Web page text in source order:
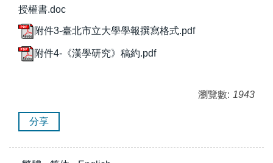
授權書.doc
附件3-臺北市立大學學報撰寫格式.pdf
附件4-《漢學研究》稿約.pdf
瀏覽數: 1943
分享